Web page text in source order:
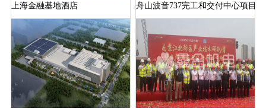
上海金融基地酒店 舟山波音737完工和交付中心项目